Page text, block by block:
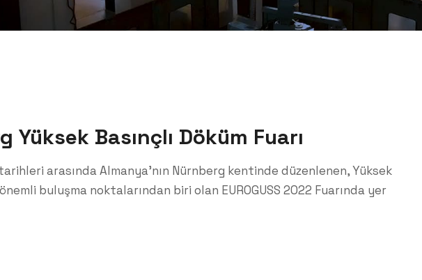
Basınçlı Döküm Fuarı
arasında Almanya’nın Nürnberg kentinde düzenlenen, Yüksek
buluşma noktalarından biri olan EUROGUSS 2022 Fuarında yer